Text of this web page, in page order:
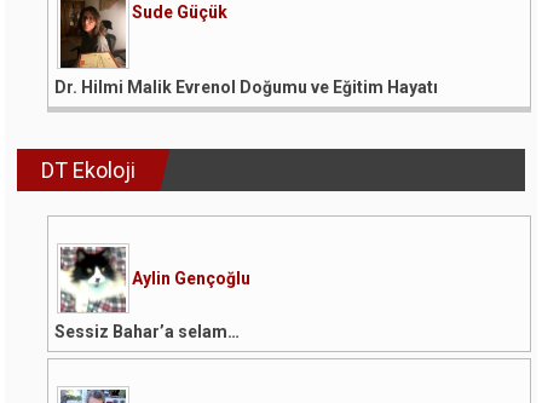
Sude Güçük
Dr. Hilmi Malik Evrenol Doğumu ve Eğitim Hayatı
DT Ekoloji
Aylin Gençoğlu
Sessiz Bahar’a selam…